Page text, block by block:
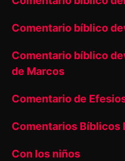
Comentario bíblico
Comentario bíblico
de Marcos
Comentario de
Comentarios Bíblicos
Con los niños